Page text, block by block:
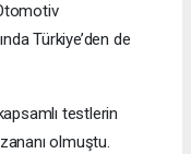
Türkiye’den de
testlerin
olmuştu.